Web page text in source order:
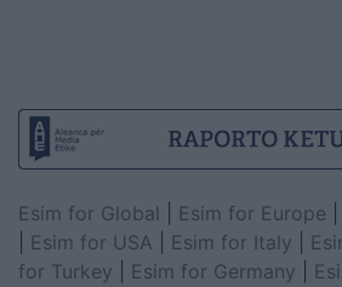
Esim for Global Esim for Europe
Esim for USA Esim for Italy
for Turkey
Esim for Germany